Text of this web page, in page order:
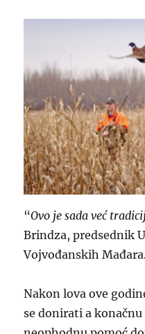
“Ovo je sada već
Brindza, predsednik
Vojvođanskih
Nakon lova ove
se donirati a